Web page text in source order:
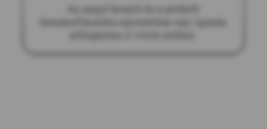
Az angol komló és a pörkölt
karamellmaláta egyesülése egy igazán